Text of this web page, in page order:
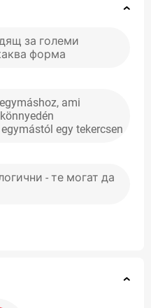
за големи
форма
ami
egy tekercsen
- те могат да